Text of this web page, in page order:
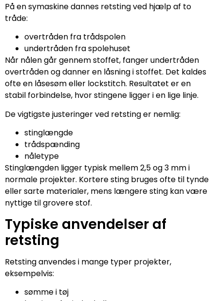
På en symaskine dannes retsting ved hjælp af to
tråde:
overtråden fra trådspolen
undertråden fra spolehuset
Når nålen går gennem stoffet, fanger undertråden
overtråden og danner en låsning i stoffet. Det kaldes
ofte en låsesøm eller lockstitch. Resultatet er en
stabil forbindelse, hvor stingene ligger i en lige linje.
De vigtigste justeringer ved retsting er nemlig:
stinglængde
trådspænding
nåletype
Stinglængden ligger typisk mellem 2,5 og 3 mm i
normale projekter. Kortere sting bruges ofte til tynde
eller sarte materialer, mens længere sting kan være
nyttige til grovere stof.
Typiske anvendelser af
retsting
Retsting anvendes i mange typer projekter,
eksempelvis:
sømme i tøj